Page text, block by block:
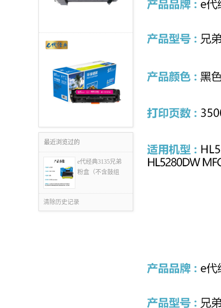
最近浏览过的
e代经典3135兄弟
粉盒（不含鼓组
清除历史记录